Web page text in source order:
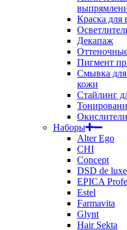
Краска для
Декапаж
Пигмент
Смывка для
кожи
Стайлинг
Наборы
Alter Ego
CHI
Concept
DSD de luxe
EPICA
Estel
Farmavita
Glynt
Hair Sekta